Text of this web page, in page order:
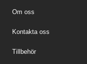
Om oss
Kontakta oss
Tillbehör